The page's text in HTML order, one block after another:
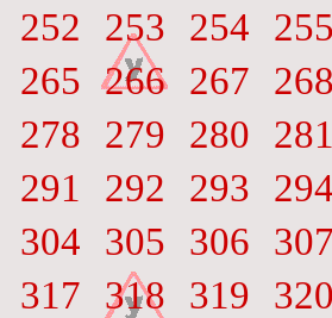
252 253 254
265 266 267
278 279 280
291 292 293
304 305 306
317 318 319